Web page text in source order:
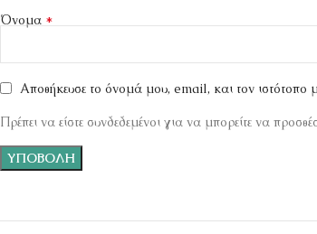
Όνομα *
Αποθήκευσε το όνομά μου, email, και τον
Πρέπει να είστε συνδεδεμένοι για να μπορείτε να